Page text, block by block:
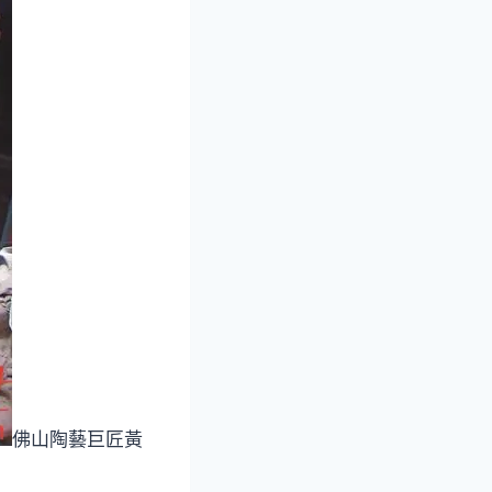
佛山陶藝巨匠黃